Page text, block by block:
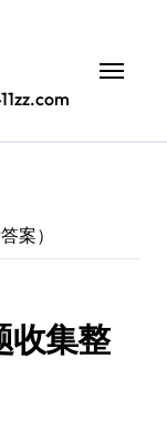
案）
收集整